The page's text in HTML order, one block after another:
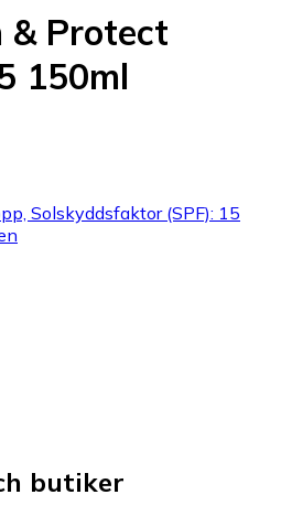
& Protect
150ml
Solskyddsfaktor (SPF): 15
butiker